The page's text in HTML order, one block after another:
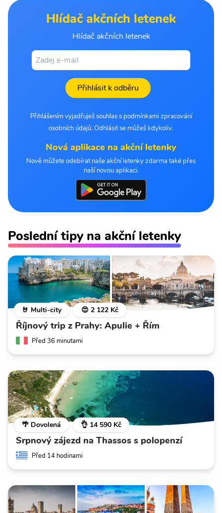
Hlídač akčních letenek
Hlídač akčních letenek
Přihlásit k odběru
Přihlášením vyjadřuješ souhlas s podmínkami zpracování
osobních údajů. Odhlásit se můžeš kdykoliv.
Nová aplikace na akční letenky
Nově můžete odebírat naše akční letenky zdarma také přes
naší novou aplikaci.
Poslední tipy na akční letenky
🤘 Multi-city 😍 2 122 Kč
Říjnový trip z Prahy: Apulie + Řím
Před 36 minutami
🌴 Dovolená 👌 14 590 Kč
Srpnový zájezd na Thassos s polopenzí
Před 14 hodinami